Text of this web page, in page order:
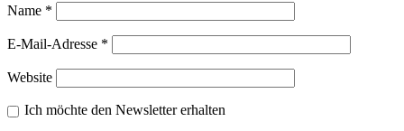
Name *
E-Mail-Adresse *
Website
Ich möchte den Newsletter erhalten